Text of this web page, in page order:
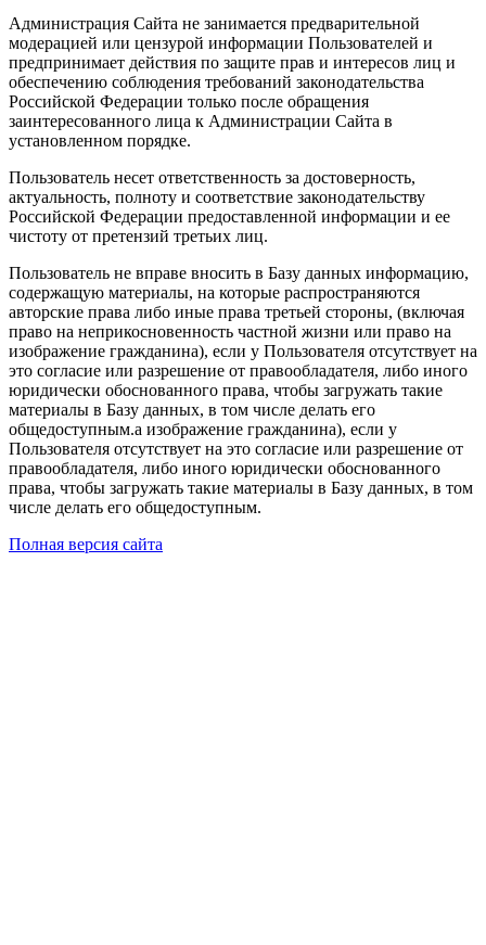
Администрация Сайта не занимается предварительной
модерацией или цензурой информации Пользователей и
предпринимает действия по защите прав и интересов лиц и
обеспечению соблюдения требований законодательства
Российской Федерации только после обращения
заинтересованного лица к Администрации Сайта в
установленном порядке.
Пользователь несет ответственность за достоверность,
актуальность, полноту и соответствие законодательству
Российской Федерации предоставленной информации и ее
чистоту от претензий третьих лиц.
Пользователь не вправе вносить в Базу данных информацию,
содержащую материалы, на которые распространяются
авторские права либо иные права третьей стороны, (включая
право на неприкосновенность частной жизни или право на
изображение гражданина), если у Пользователя отсутствует на
это согласие или разрешение от правообладателя, либо иного
юридически обоснованного права, чтобы загружать такие
материалы в Базу данных, в том числе делать его
общедоступным.а изображение гражданина), если у
Пользователя отсутствует на это согласие или разрешение от
правообладателя, либо иного юридически обоснованного
права, чтобы загружать такие материалы в Базу данных, в том
числе делать его общедоступным.
Полная версия сайта